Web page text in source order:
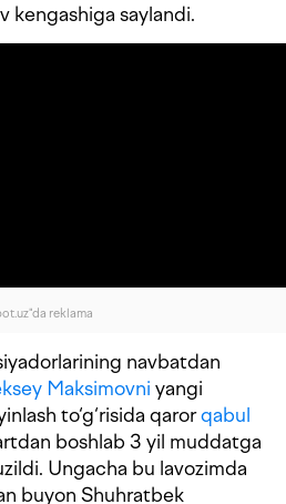
kengashiga saylandi.
reklama
navbatdan
Maksimovni yangi
to‘g‘risida qarorqabul
boshlab 3 yil muddatga
Ungacha bu lavozimda
buyon Shuhratbek